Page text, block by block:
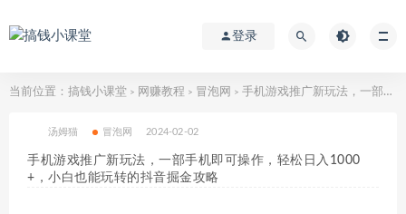
登录
当前位置： 搞钱小课堂 > 网赚教程 > 冒泡网 > 手机游戏推广新玩法，一部手机即可操作，轻松日入1000+，小白也能玩转的抖音掘金攻略
汤姆猫 冒泡网 2024-02-02
手机游戏推广新玩法，一部手机即可操作，轻松日入1000
+，小白也能玩转的抖音掘金攻略